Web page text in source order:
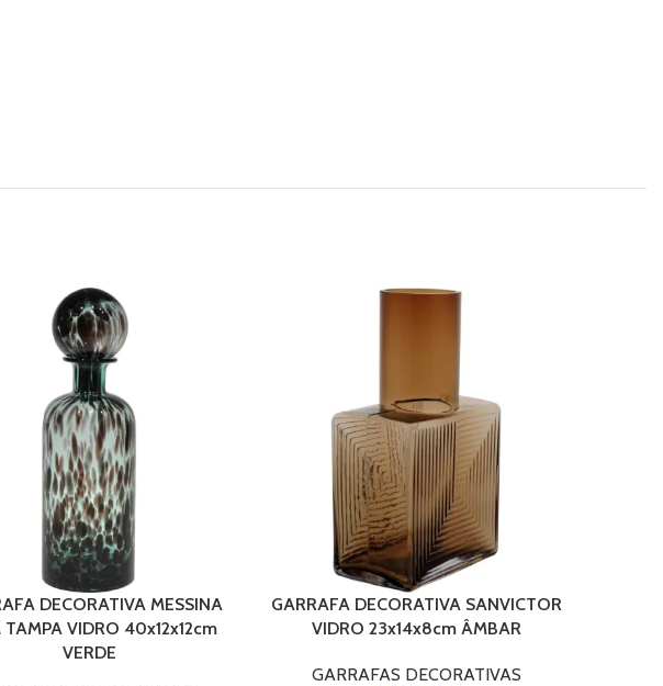
DECORATIVA MESSINA
TAMPA VIDRO 40x12x12cm
VERDE
COMPRAR
GARRAFA DECORATIVA SANVICTOR
VIDRO 23x14x8cm ÂMBAR
GARRAFAS DECORATIVAS